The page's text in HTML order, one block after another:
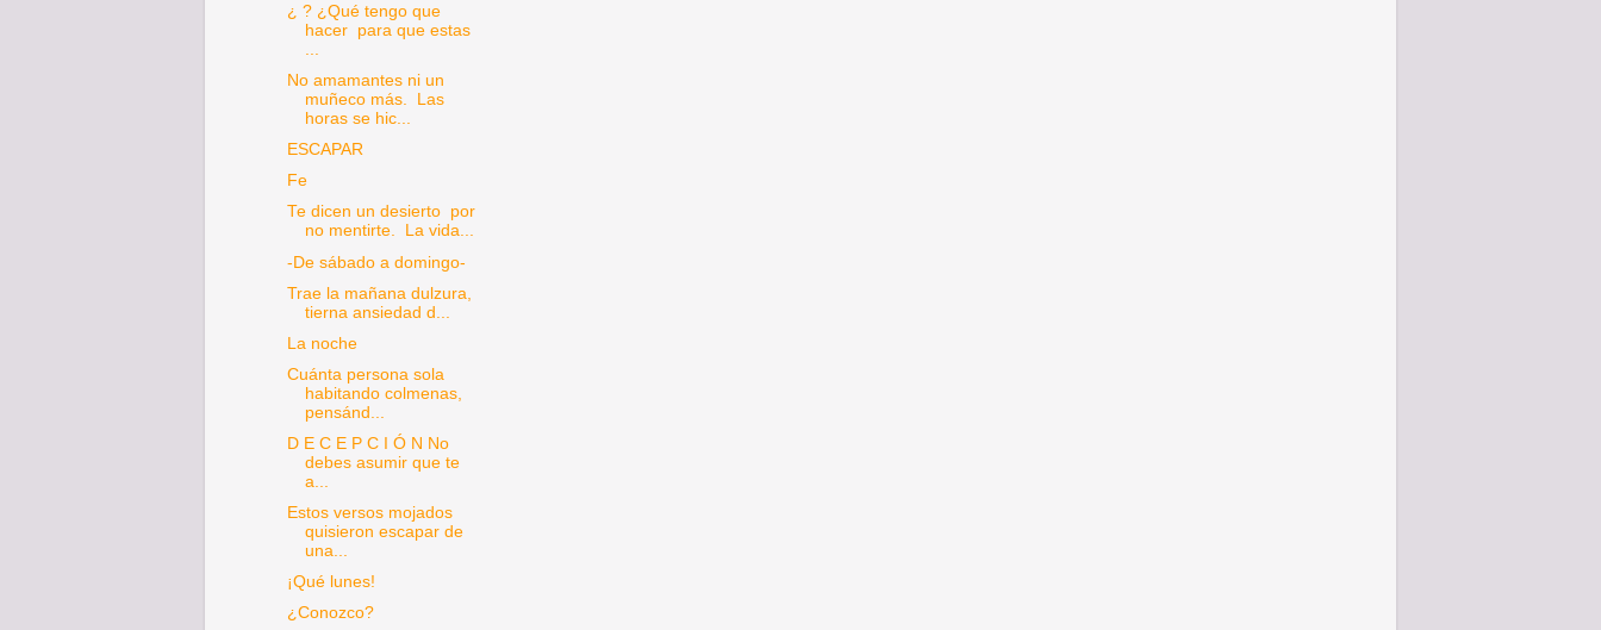
¿ ? ¿Qué tengo que
hacer para que estas
No amamantes ni un
muñeco más. Las
horas se hic...
ESCAPAR
Fe
Te dicen un desierto por
no mentirte. La vida...
-De sábado a domingo-
Trae la mañana dulzura,
tierna ansiedad d...
La noche
Cuánta persona sola
habitando colmenas,
pensánd...
D E C E P C I Ó N No
debes asumir que te
a...
Estos versos mojados
quisieron escapar de
una...
¡Qué lunes!
¿Conozco?